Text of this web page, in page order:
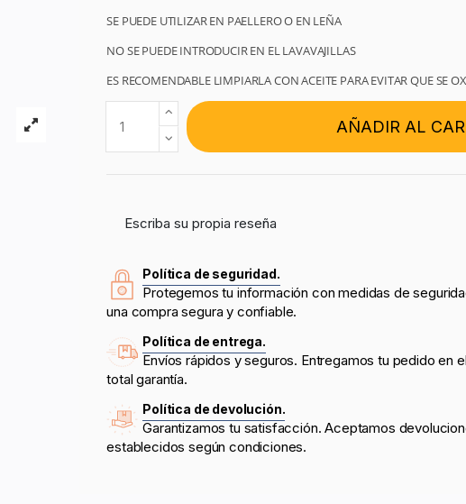
SE PUEDE UTILIZAR EN PAELLERO O EN LEÑA
NO SE PUEDE INTRODUCIR EN EL LAVAVAJILLAS
ES RECOMENDABLE LIMPIARLA CON ACEITE PARA EVITAR QUE SE
AÑADIR AL
Escriba su propia reseña
Política de seguridad.
Protegemos tu información con medidas de
una compra segura y confiable.
Política de entrega.
Envíos rápidos y seguros. Entregamos tu pedido en
total garantía.
Política de devolución.
Garantizamos tu satisfacción. Aceptamos
establecidos según condiciones.